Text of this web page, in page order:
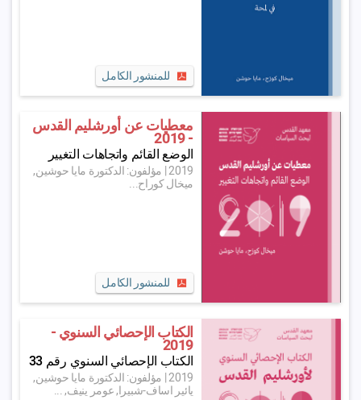
للمنشور الكامل
معطيات عن أورشليم القدس
- 2019
الوضع القائم واتجاهات التغيير
2019
| مؤلفون: الدكتورة مايا حوشين,
ميخال كوراح...
للمنشور الكامل
الكتاب الإحصائي السنوي -
2019
الكتاب الإحصائي السنوي رقم 33
2019
| مؤلفون: الدكتورة مايا حوشين,
يائير اساف-شبيرا, عومر ينيف, ...